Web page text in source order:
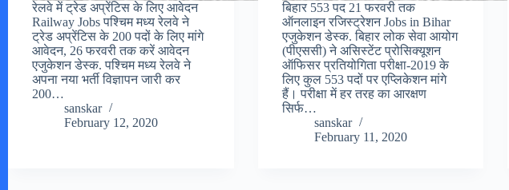
रेलवे में ट्रेड अप्रेंटिस के लिए आवेदन
Railway Jobs पश्चिम मध्य रेलवे ने
ट्रेड अप्रेंटिस के 200 पदों के लिए मांगे
आवेदन, 26 फरवरी तक करें आवेदन
एजुकेशन डेस्क. पश्चिम मध्य रेलवे ने
अपना नया भर्ती विज्ञापन जारी कर
200…
sanskar
February 12, 2020
बिहार 553 पद 21 फरवरी तक
ऑनलाइन रजिस्ट्रेशन Jobs in Bihar
एजुकेशन डेस्क. बिहार लोक सेवा आयोग
(पीएससी) ने असिस्टेंट प्रोसिक्यूशन
ऑफिसर प्रतियोगिता परीक्षा-2019 के
लिए कुल 553 पदों पर एप्लिकेशन मांगे
हैं। परीक्षा में हर तरह का आरक्षण
सिर्फ…
sanskar
February 11, 2020